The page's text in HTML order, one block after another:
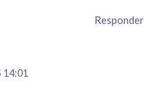
Responder
14:01